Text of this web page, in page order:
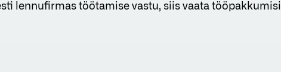
lennufirmas töötamise vastu, siis vaata tööpakkumisi